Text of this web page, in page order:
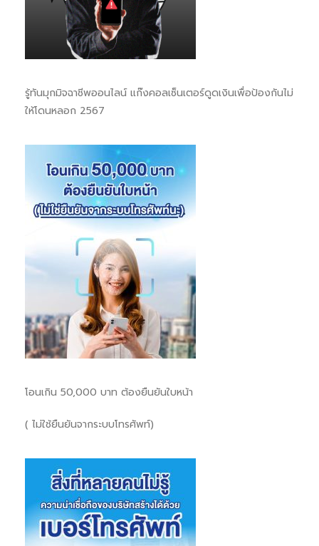
รู้ทันมุกมิจฉาชีพออนไลน์ แก๊งคอลเซ็นเตอร์ดูดเงินเพื่อป้องกันไม่
ให้โดนหลอก 2567
โอนเกิน 50,000 บาท ต้องยืนยันใบหน้า
( ไม่ใช้ยืนยันจากระบบโทรศัพท์)